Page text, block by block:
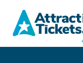
content